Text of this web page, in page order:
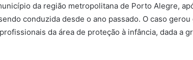
da região metropolitana de Porto Alegre,
conduzida desde o ano passado. O caso gerou
da área de proteção à infância, dada a